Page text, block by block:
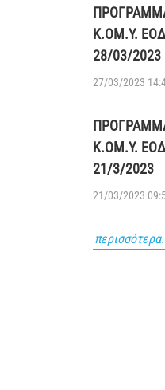
Κ.ΟΜ.Υ.
28/03/2023
27/03/2023
Κ.ΟΜ.Υ.
21/3/2023
21/03/2023